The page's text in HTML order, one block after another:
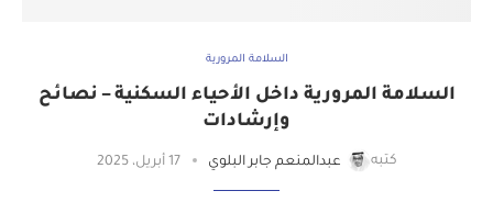
السلامة المرورية
السلامة المرورية داخل الأحياء السكنية – نصائح
وإرشادات
كتبه عبدالمنعم جابر البلوي 17 أبريل، 2025